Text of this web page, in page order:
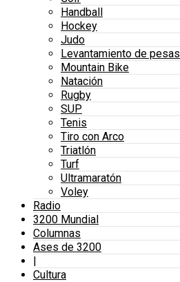
Handball
Hockey
Judo
Levantamiento de pesas
Mountain Bike
Natación
Rugby
SUP
Tenis
Tiro con Arco
Triatlón
Turf
Ultramaratón
Voley
Radio
3200 Mundial
Columnas
Ases de 3200
|
Cultura